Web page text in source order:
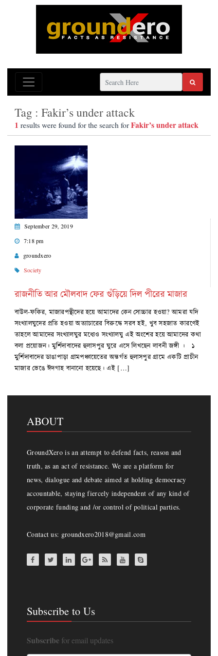
Tag : Fakir’s under attack
1 results were found for the search forFakir’s under attack
September 29, 2019
7:18 pm
groundxero
Society
রাজনীতি আর মৌলবাদ ফের গুঁড়িয়ে দিল পীরের মাজার
বাউল-ফকির, মাজারপন্থীদের হয়ে আমাদের কেন সোচ্চার হওয়া? আমরা যদি
সংখ্যালঘুদের প্রতি হওয়া অত্যাচারের বিরুদ্ধে সরব হই, খুব সহজাত কারণেই
তাহলে আমাদের সংখ্যালঘুর মধ্যেও সংখ্যালঘু এই অংশের হয়ে আমাদের কথা
বলা প্রয়োজন। মুর্শিদাবাদের হুলাসপুর ঘুরে এসে লিখছেন লাবনী জঙ্গী । ১
মুর্শিদাবাদের ডাঙাপাড়া গ্রামপঞ্চায়েতের অন্তর্গত হুলাসপুর গ্রামে একটি প্রাচীন
মাজার ভেঙে ঈদগাহ বানানো হয়েছে। এই […]
ABOUT
GroundXero is an attempt to defend facts, reason and
truth, as an act of resistance. We are a platform for
news, dialogue and debate aimed at holding democracy
accountable, staying fiercely independent of any kind of
corporate funding and /or control of political parties.
Contact us: groundxero2018@gmail.com
Subscribe to Us
Subscribe for email updates